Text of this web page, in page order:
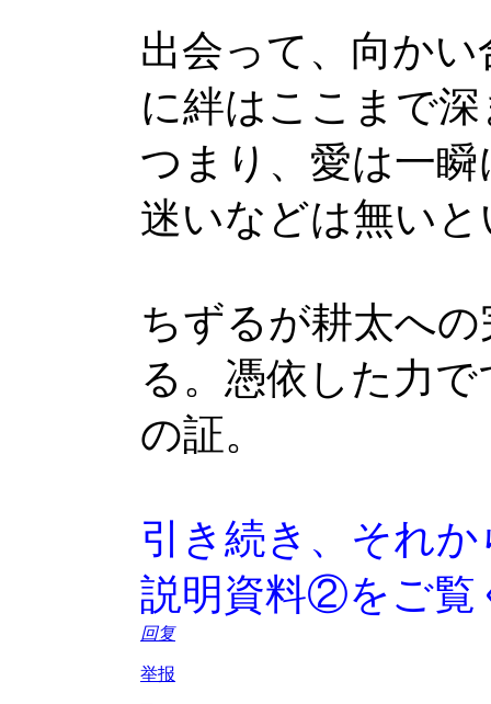
出会って、向か
に絆はここまで
つまり、愛は一
迷いなどは無い
ちずるが耕太へ
る。憑依した力
の証。
引き続き、それ
説明資料②をご覧
回复
举报